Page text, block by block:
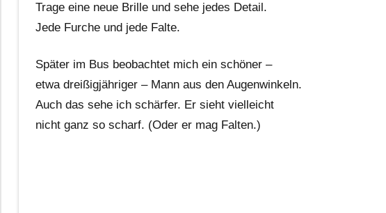
Trage eine neue Brille und sehe jedes Detail.
Jede Furche und jede Falte.
Später im Bus beobachtet mich ein schöner –
etwa dreißigjähriger – Mann aus den Augenwinkeln.
Auch das sehe ich schärfer. Er sieht vielleicht
nicht ganz so scharf. (Oder er mag Falten.)